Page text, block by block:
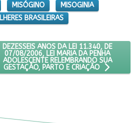
MISÓGINO
MISOGINIA
BRASILEIRAS
FOI VIVER UMA CAMPANHA ELEITORAL
PRÓXIMO ARTIGO: DEZESSEIS ANOS DA
DEZESSEIS ANOS DA LEI 11.340, DE
07/08/2006, LEI MARIA DA PENHA
ADOLESCENTE RELEMBRANDO SUA
GESTAÇÃO, PARTO E CRIAÇÃO